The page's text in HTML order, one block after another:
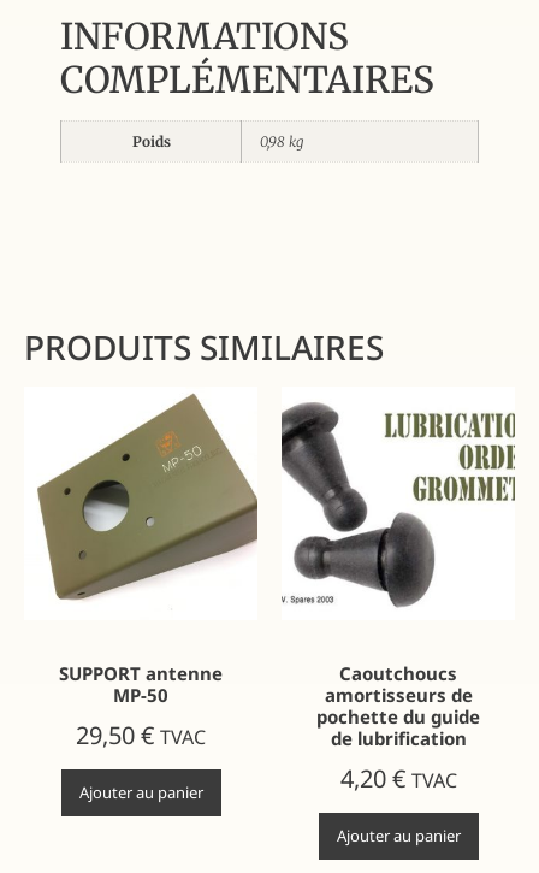
INFORMATIONS
COMPLÉMENTAIRES
Poids 0,98 kg
PRODUITS SIMILAIRES
SUPPORT antenne
MP-50
29,50€ TVAC
Ajouter au panier
Caoutchoucs
amortisseurs de
pochette du guide
de lubrification
4,20€ TVAC
Ajouter au panier